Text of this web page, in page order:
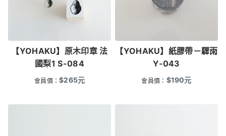
【YOHAKU】原木印章 法
國梨1 S-084
會員價：$265元
【YOHAKU】紙膠帶－驟雨
Y-043
會員價： $190元